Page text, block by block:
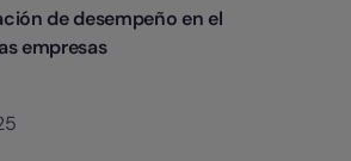
de desempeño en el
empresas